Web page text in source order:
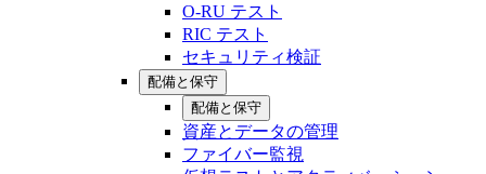
O-RU テスト
RIC テスト
セキュリティ検証
配備と保守
配備と保守
資産とデータの管理
ファイバー監視